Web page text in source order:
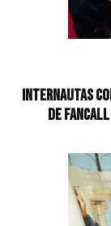
Internautas
de fancall